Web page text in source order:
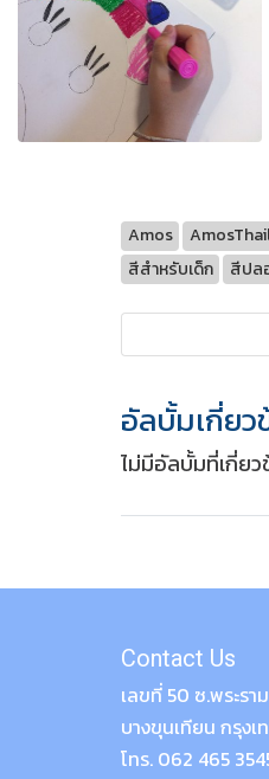
Amos
สีสำหรับเด็ก
สีปล
อัลบั้มเกี่ยว
ไม่มีอัลบั้มที่เกี่ยว
Contact Us
เลขที่ 50 ซ.พระรา
บางขุนเทียน กรุงเ
โทร. 062 465